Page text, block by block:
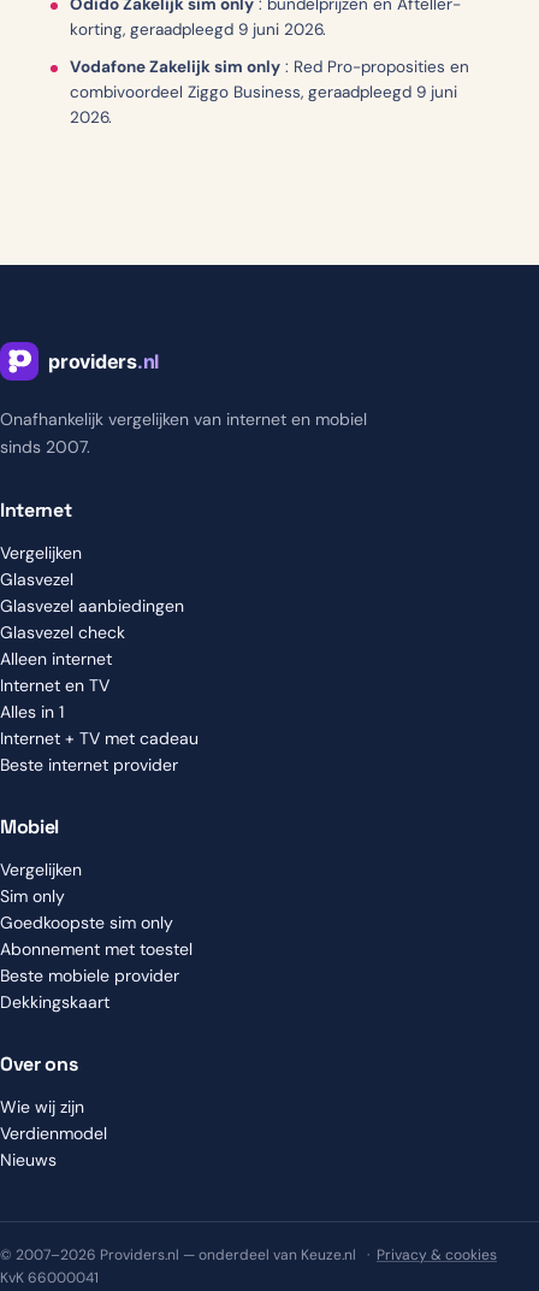
Odido Zakelijk sim only : bundelprijzen en Afteller-
korting, geraadpleegd 9 juni 2026.
Vodafone Zakelijk sim only : Red Pro-proposities en
combivoordeel Ziggo Business, geraadpleegd 9 juni
2026.
Onafhankelijk vergelijken van internet en mobiel
sinds 2007.
Internet
Vergelijken
Glasvezel
Glasvezel aanbiedingen
Glasvezel check
Alleen internet
Internet en TV
Alles in 1
Internet + TV met cadeau
Beste internet provider
Mobiel
Vergelijken
Sim only
Goedkoopste sim only
Abonnement met toestel
Beste mobiele provider
Dekkingskaart
Over ons
Wie wij zijn
Verdienmodel
Nieuws
© 2007–2026 Providers.nl — onderdeel van Keuze.nl · Privacy & cookies
KvK 66000041